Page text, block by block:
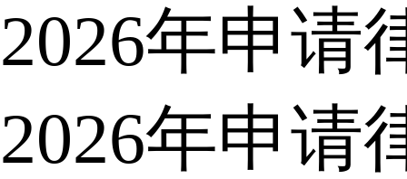
2026年申请
2026年申请